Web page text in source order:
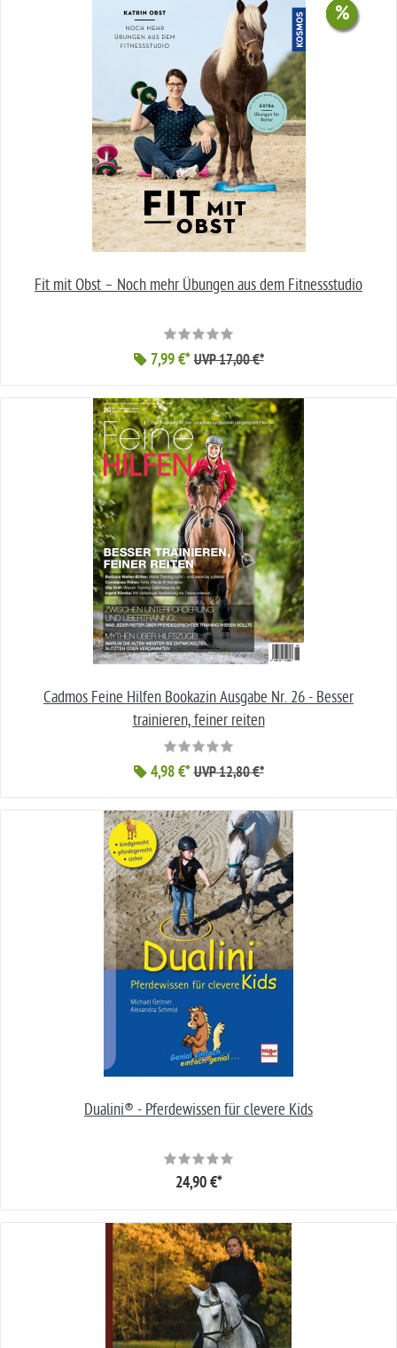
Fit mit Obst – Noch mehr Übungen aus dem Fitnessstudio
7,99 €*
%
UVP 17,00 €*
Cadmos Feine Hilfen Bookazin Ausgabe Nr. 26 - Besser
trainieren, feiner reiten
4,98 €*
%
UVP 12,80 €*
Dualini® - Pferdewissen für clevere Kids
24,90 €*
%
%